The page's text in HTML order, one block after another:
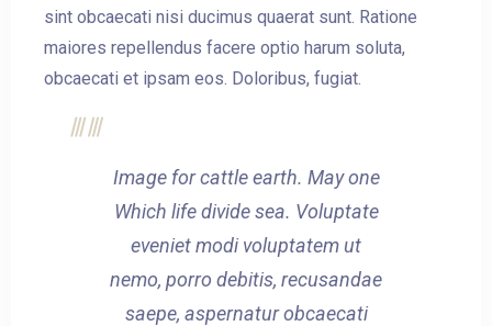
sint obcaecati nisi ducimus quaerat sunt. Ratione
maiores repellendus facere optio harum soluta,
obcaecati et ipsam eos. Doloribus, fugiat.
Image for cattle earth. May one
Which life divide sea. Voluptate
eveniet modi voluptatem ut
nemo, porro debitis, recusandae
saepe, aspernatur obcaecati